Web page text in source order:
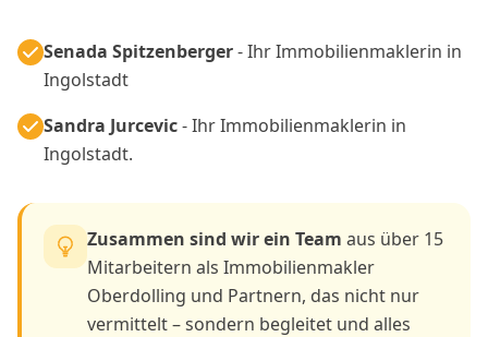
Senada Spitzenberger- Ihr Immobilienmaklerin in
Ingolstadt
Sandra Jurcevic- Ihr Immobilienmaklerin in
Ingolstadt.
Zusammen sind wir ein Team aus über 15
Mitarbeitern als Immobilienmakler
Oberdolling und Partnern, das nicht nur
vermittelt – sondern begleitet und alles